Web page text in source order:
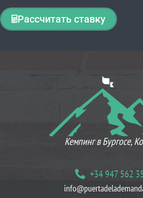
Рассчитать ставку
Кемпинг в Бургосе,
+34 947 562